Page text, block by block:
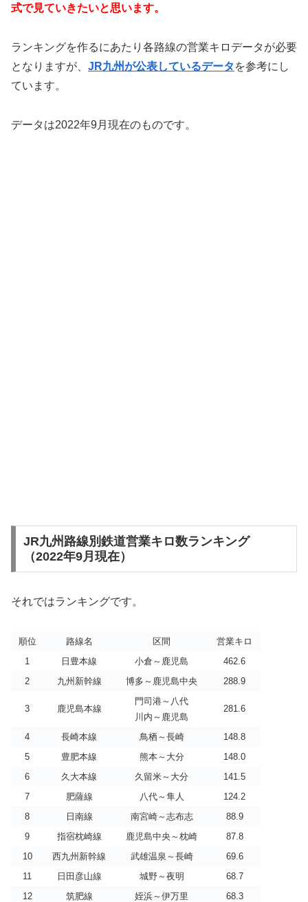
式で見ていきたいと思います。
ランキングを作るにあたり各路線の営業キロデータが必要
となりますが、 JR九州が公表しているデータ を参考にし
ています。
データは2022年9月現在のものです。
JR九州路線別鉄道営業キロ数ランキング
（2022年9月現在）
それではランキングです。
順位 路線名 区間
営業キロ
1
日豊本線 小倉～鹿児島
462.6
2
九州新幹線 博多～鹿児島中央 288.9
3 鹿児島本線
門司港～八代
川内～鹿児島
281.6
4 長崎本線 鳥栖～長崎
148.8
5
豊肥本線 熊本～大分
148.0
6
久大本線 久留米～大分
141.5
7
肥薩線 八代～隼人
124.2
8
日南線 南宮崎～志布志
88.9
9
指宿枕崎線 鹿児島中央～枕崎
87.8
10
西九州新幹線 武雄温泉～長崎
69.6
11
日田彦山線 城野～夜明
68.7
12
筑肥線 姪浜～伊万里
68.3